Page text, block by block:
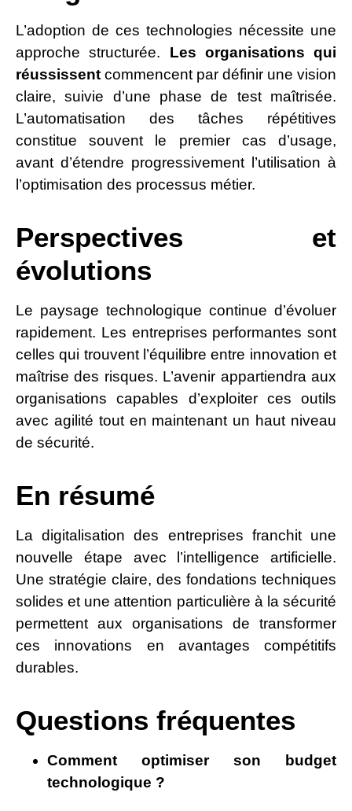
L’adoption de ces technologies nécessite une
approche structurée. Les organisations qui
réussissent commencent par définir une vision
claire, suivie d’une phase de test maîtrisée.
L’automatisation des tâches répétitives
constitue souvent le premier cas d’usage,
avant d’étendre progressivement l’utilisation à
l’optimisation des processus métier.
Perspectives et
évolutions
Le paysage technologique continue d’évoluer
rapidement. Les entreprises performantes sont
celles qui trouvent l’équilibre entre innovation et
maîtrise des risques. L’avenir appartiendra aux
organisations capables d’exploiter ces outils
avec agilité tout en maintenant un haut niveau
de sécurité.
En résumé
La digitalisation des entreprises franchit une
nouvelle étape avec l’intelligence artificielle.
Une stratégie claire, des fondations techniques
solides et une attention particulière à la sécurité
permettent aux organisations de transformer
ces innovations en avantages compétitifs
durables.
Questions fréquentes
Comment optimiser son budget
technologique ?